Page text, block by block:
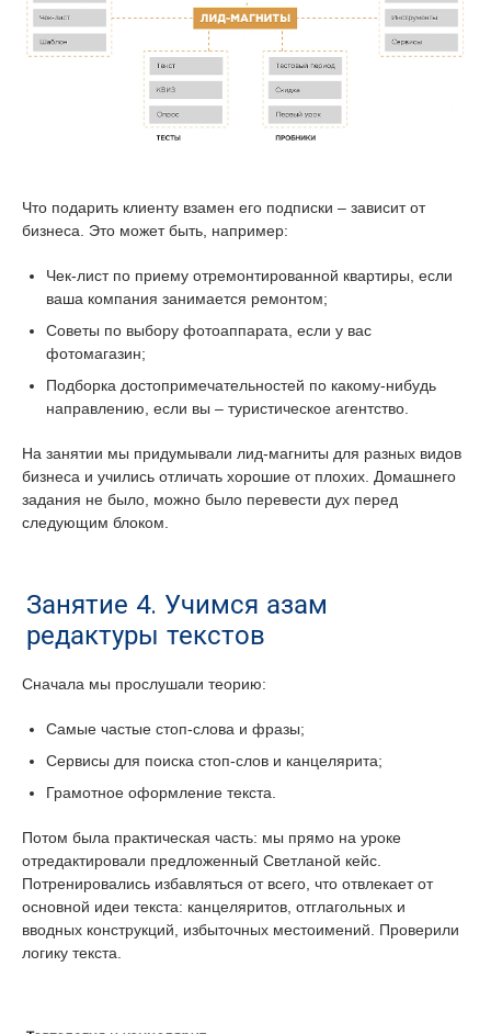
Что подарить клиенту взамен его подписки – зависит от
бизнеса. Это может быть, например:
Чек-лист по приему отремонтированной квартиры, если
ваша компания занимается ремонтом;
Советы по выбору фотоаппарата, если у вас
фотомагазин;
Подборка достопримечательностей по какому-нибудь
направлению, если вы – туристическое агентство.
На занятии мы придумывали лид-магниты для разных видов
бизнеса и учились отличать хорошие от плохих. Домашнего
задания не было, можно было перевести дух перед
следующим блоком.
Занятие 4. Учимся азам
редактуры текстов
Сначала мы прослушали теорию:
Самые частые стоп-слова и фразы;
Сервисы для поиска стоп-слов и канцелярита;
Грамотное оформление текста.
Потом была практическая часть: мы прямо на уроке
отредактировали предложенный Светланой кейс.
Потренировались избавляться от всего, что отвлекает от
основной идеи текста: канцеляритов, отглагольных и
вводных конструкций, избыточных местоимений. Проверили
логику текста.